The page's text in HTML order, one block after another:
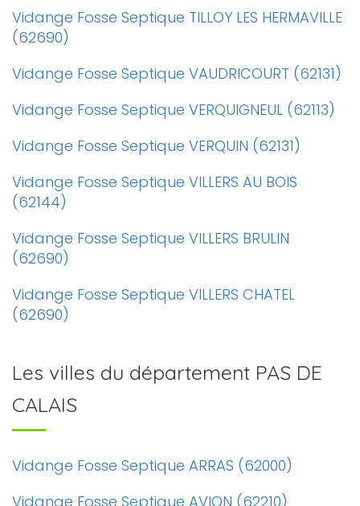
Vidange Fosse Septique TILLOY LES HERMAVILLE
(62690)
Vidange Fosse Septique VAUDRICOURT (62131)
Vidange Fosse Septique VERQUIGNEUL (62113)
Vidange Fosse Septique VERQUIN (62131)
Vidange Fosse Septique VILLERS AU BOIS
(62144)
Vidange Fosse Septique VILLERS BRULIN
(62690)
Vidange Fosse Septique VILLERS CHATEL
(62690)
Les villes du département PAS DE
CALAIS
Vidange Fosse Septique ARRAS (62000)
Vidange Fosse Septique AVION (62210)